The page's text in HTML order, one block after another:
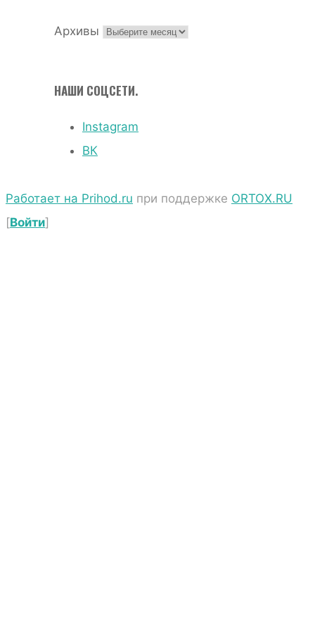
Архивы
НАШИ СОЦСЕТИ.
Instagram
ВК
Работает на Prihod.ru при поддержке ORTOX.RU
[Войти]